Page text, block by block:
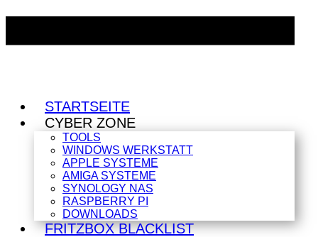
STARTSEITE
CYBER ZONE
TOOLS
WINDOWS WERKSTATT
APPLE SYSTEME
AMIGA SYSTEME
SYNOLOGY NAS
RASPBERRY PI
DOWNLOADS
FRITZBOX BLACKLIST